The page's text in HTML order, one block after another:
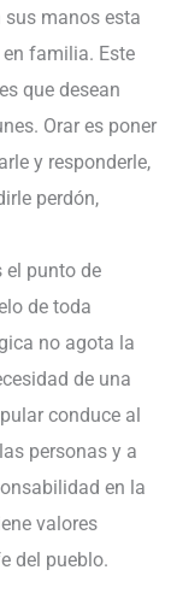
sus manos esta
familia. Este
que desean
Orar es poner
y responderle,
perdón,
el punto de
de toda
no agota la
de una
conduce al
personas y a
en la
valores
del pueblo.